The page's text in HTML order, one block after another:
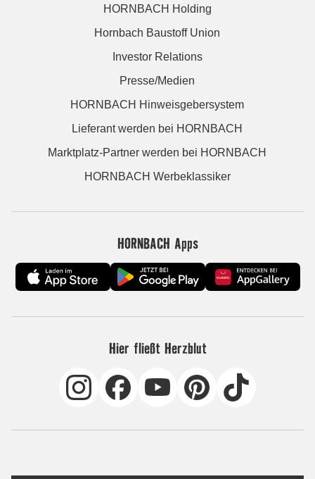
HORNBACH Holding
Hornbach Baustoff Union
Investor Relations
Presse/Medien
HORNBACH Hinweisgebersystem
Lieferant werden bei HORNBACH
Marktplatz-Partner werden bei HORNBACH
HORNBACH Werbeklassiker
HORNBACH Apps
Hier fließt Herzblut